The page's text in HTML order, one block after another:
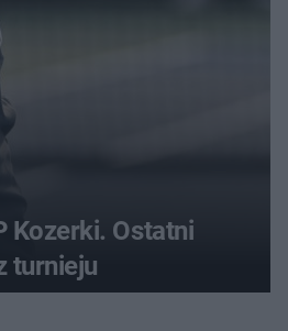
Kozerki. Ostatni
turnieju